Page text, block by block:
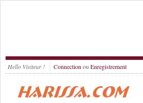
Hello Visiteur ! Connection ou Enregistrement